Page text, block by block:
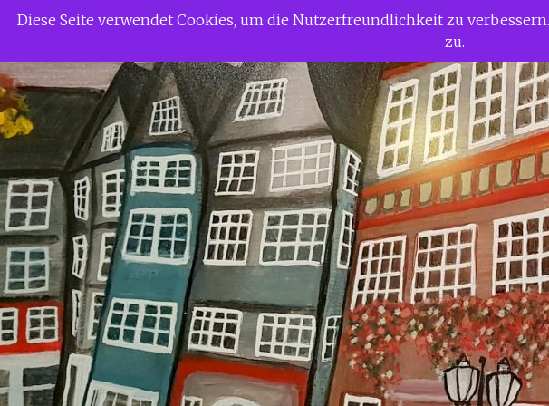
ZumSiggi Gerdaus Welt
Diese Seite verwendet Cookies, um die Nutzerfreundlichkeit zu
zu.